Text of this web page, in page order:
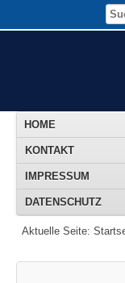
HOME
KONTAKT
IMPRESSUM
DATENSCHUTZ
Aktuelle Seite: